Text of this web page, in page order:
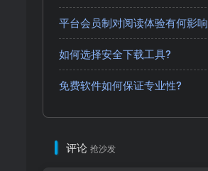
平台会员制对阅读体验有何影
如何选择安全下载工具?
免费软件如何保证专业性?
评论 抢沙发